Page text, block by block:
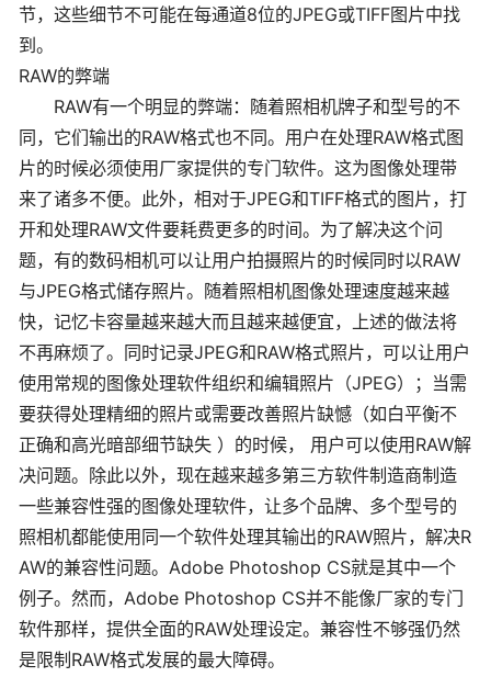
节，这些细节不可能在每通道8位的JPEG或TIFF图片中找
到。
RAW的弊端
RAW有一个明显的弊端：随着照相机牌子和型号的不
同，它们输出的RAW格式也不同。用户在处理RAW格式图
片的时候必须使用厂家提供的专门软件。这为图像处理带
来了诸多不便。此外，相对于JPEG和TIFF格式的图片，打
开和处理RAW文件要耗费更多的时间。为了解决这个问
题，有的数码相机可以让用户拍摄照片的时候同时以RAW
与JPEG格式储存照片。随着照相机图像处理速度越来越
快，记忆卡容量越来越大而且越来越便宜，上述的做法将
不再麻烦了。同时记录JPEG和RAW格式照片，可以让用户
使用常规的图像处理软件组织和编辑照片（JPEG）；当需
要获得处理精细的照片或需要改善照片缺憾（如白平衡不
正确和高光暗部细节缺失 ）的时候， 用户可以使用RAW解
决问题。除此以外，现在越来越多第三方软件制造商制造
一些兼容性强的图像处理软件，让多个品牌、多个型号的
照相机都能使用同一个软件处理其输出的RAW照片，解决R
AW的兼容性问题。Adobe Photoshop CS就是其中一个
例子。然而，Adobe Photoshop CS并不能像厂家的专门
软件那样，提供全面的RAW处理设定。兼容性不够强仍然
是限制RAW格式发展的最大障碍。